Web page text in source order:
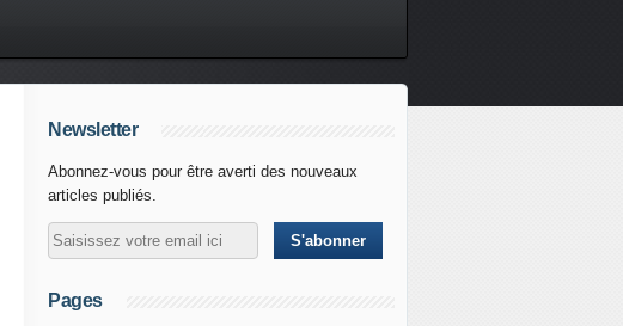
Newsletter
Abonnez-vous pour être averti des nouveaux
articles publiés.
Pages